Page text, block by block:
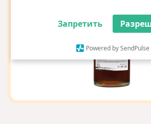
Запретить
Powered by SendPulse